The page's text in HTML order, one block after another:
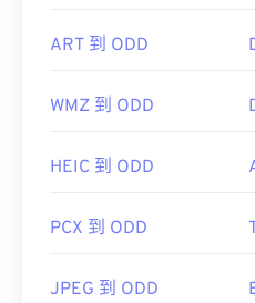
格式（source
初始發布：1991
實用連結：
ART 到 ODD
WMZ 到 ODD
HEIC 到 ODD
PCX 到 ODD
JPEG 到 ODD